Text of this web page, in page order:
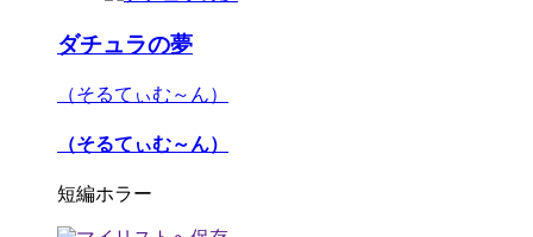
ダチュラの夢
（そるてぃむ～ん）
（そるてぃむ～ん）
短編ホラー